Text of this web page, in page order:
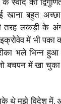
खाना बहुत
तरह लकड़ी के
में भी पका
भले भिन्न
बचपन में खा चुका
थे मुझे विदेश